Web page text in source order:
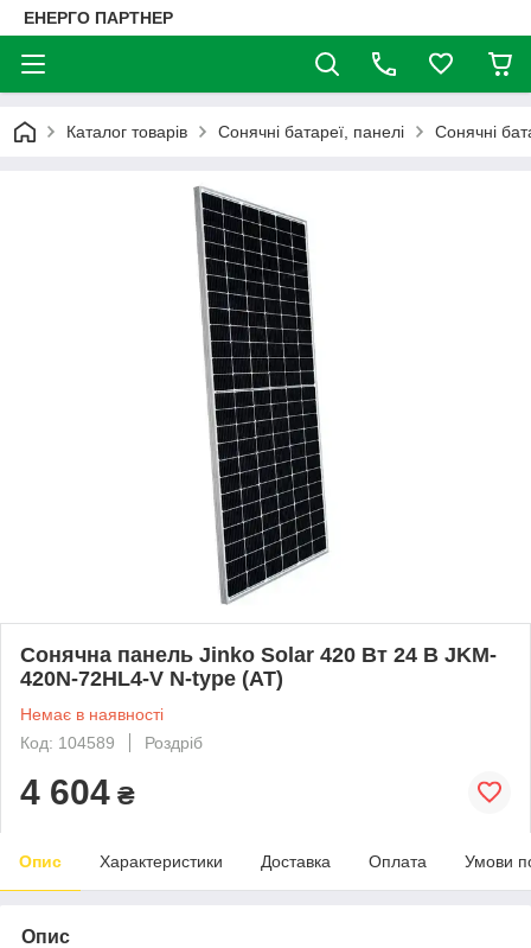
ЕНЕРГО ПАРТНЕР
Каталог товарів Сонячні батареї, панелі Сонячні
Сонячна панель Jinko Solar 420 Вт 24 В JKM-
420N-72HL4-V N-type (АТ)
Немає в наявності
Код: 104589
Роздріб
4 604 ₴
Опис Характеристики Доставка Оплата Умови
Опис